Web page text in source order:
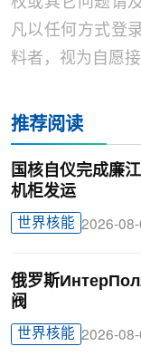
凡以任何方式登
料者，视为自愿
推荐阅读
国核自仪完成廉
机柜发运
世界核能 2026-
俄罗斯
阀
世界核能 2026-